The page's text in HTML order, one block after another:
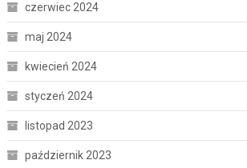
czerwiec 2024
maj 2024
kwiecień 2024
styczeń 2024
listopad 2023
październik 2023